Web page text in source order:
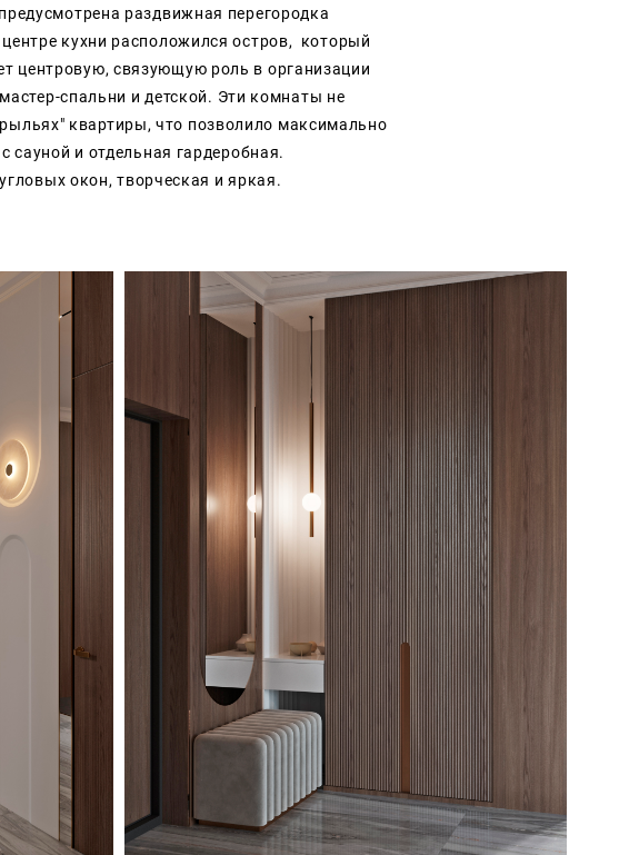
раздвижная перегородка
кухни расположился остров, который
центровую, связующую роль в организации
мастер-спальни идетской. Эти комнаты не
квартиры, что позволило максимально
сауной и отдельная гардеробная.
окон, творческая и яркая.